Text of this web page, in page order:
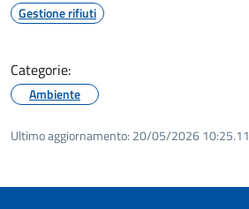
Gestione rifiuti
Categorie:
Ambiente
Ultimo aggiornamento: 20/05/2026 10:25.11